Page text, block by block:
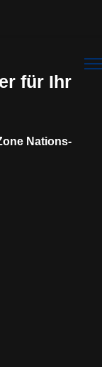
für Ihr
Nations-